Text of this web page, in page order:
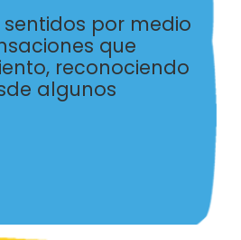
sentidos por medio
que
reconociendo
algunos